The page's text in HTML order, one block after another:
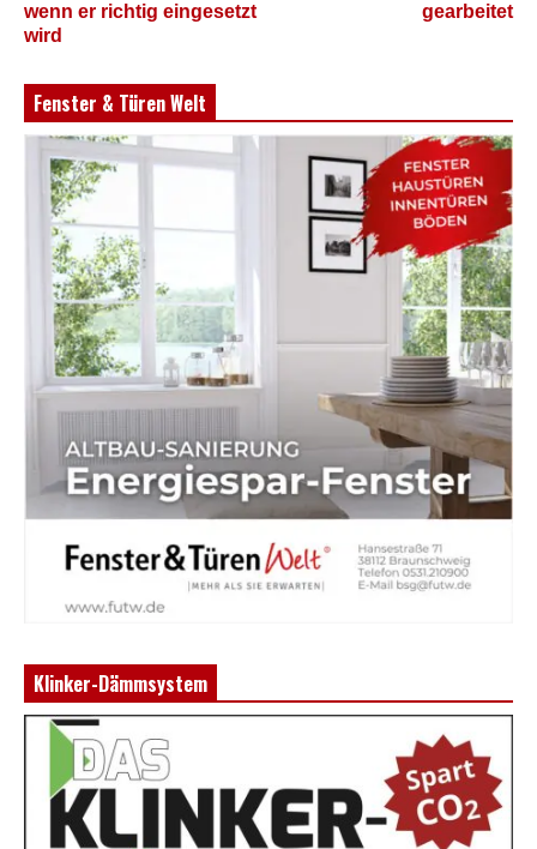
wenn er richtig eingesetzt
wird
gearbeitet
Fenster & Türen Welt
Klinker-Dämmsystem